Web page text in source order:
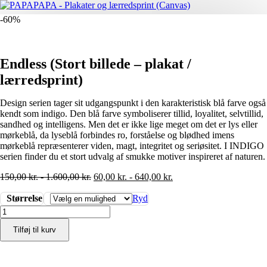
-60%
Endless (Stort billede – plakat /
lærredsprint)
Design serien tager sit udgangspunkt i den karakteristisk blå farve også
kendt som indigo. Den blå farve symboliserer tillid, loyalitet, selvtillid,
sandhed og intelligens. Men det er ikke lige meget om det er lys eller
mørkeblå, da lyseblå forbindes ro, forståelse og blødhed imens
mørkeblå repræsenterer viden, magt, integritet og seriøsitet. I INDIGO
serien finder du et stort udvalg af smukke motiver inspireret af naturen.
150,00kr.-1.600,00kr. 60,00 kr. - 640,00 kr.
Størrelse
Ryd
Endless
(Stort
billede
-
Tilføj til kurv